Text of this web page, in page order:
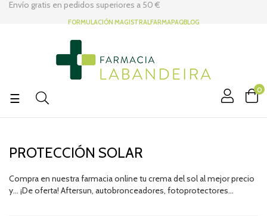
Envío gratis en pedidos superiores a 50 €
FORMULACIÓN MAGISTRALFARMAPAQBLOG
0
Navegación
palanca
☰
PROTECCIÓN SOLAR
Compra en nuestra farmacia online tu crema del sol al mejor precio
y... ¡De oferta! Aftersun, autobronceadores, fotoprotectores...